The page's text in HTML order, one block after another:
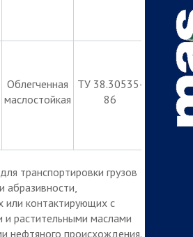
Ширина,
мм
Облегченная
маслостойкая
ТУ 38.30535-
86
от 300
до 1200
транспортировки грузов
абразивности,
или контактирующих с
и растительными маслами
нефтяного происхождения.